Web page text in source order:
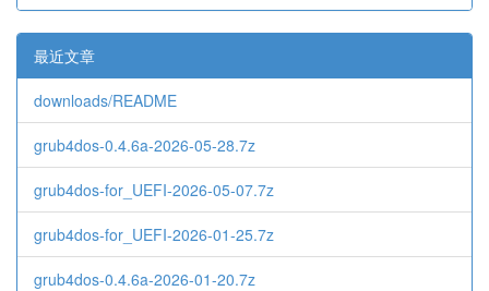
最近文章
downloads/README
grub4dos-0.4.6a-2026-05-28.7z
grub4dos-for_UEFI-2026-05-07.7z
grub4dos-for_UEFI-2026-01-25.7z
grub4dos-0.4.6a-2026-01-20.7z